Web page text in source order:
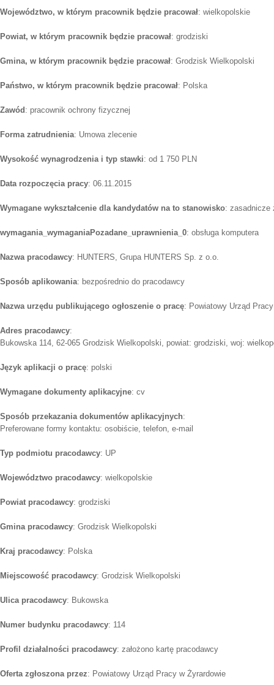
Województwo, w którym pracownik będzie pracował: wielkopolskie
Powiat, w którym pracownik będzie pracował: grodziski
Gmina, w którym pracownik będzie pracował: Grodzisk Wielkopolski
Państwo, w którym pracownik będzie pracował: Polska
Zawód : pracownik ochrony fizycznej
Forma zatrudnienia: Umowa zlecenie
Wysokość wynagrodzenia i typ stawki: od 1 750 PLN
Data rozpoczęcia pracy: 06.11.2015
Wymagane wykształcenie dla kandydatów na to stanowisko: zasadnicze
wymagania_wymaganiaPozadane_uprawnienia_0: obsługa komputera
Nazwa pracodawcy: HUNTERS, Grupa HUNTERS Sp. z o.o.
Sposób aplikowania: bezpośrednio do pracodawcy
Nazwa urzędu publikującego ogłoszenie o pracę: Powiatowy Urząd
Adres pracodawcy:
Bukowska 114, 62-065 Grodzisk Wielkopolski, powiat: grodziski, woj:
Język aplikacji o pracę: polski
Wymagane dokumenty aplikacyjne: cv
Sposób przekazania dokumentów aplikacyjnych:
Preferowane formy kontaktu: osobiście, telefon, e-mail
Typ podmiotu pracodawcy: UP
Województwo pracodawcy: wielkopolskie
Powiat pracodawcy: grodziski
Gmina pracodawcy: Grodzisk Wielkopolski
Kraj pracodawcy: Polska
Miejscowość pracodawcy: Grodzisk Wielkopolski
Ulica pracodawcy: Bukowska
Numer budynku pracodawcy: 114
Profil działalności pracodawcy: założono kartę pracodawcy
Oferta zgłoszona przez: Powiatowy Urząd Pracy w Żyrardowie